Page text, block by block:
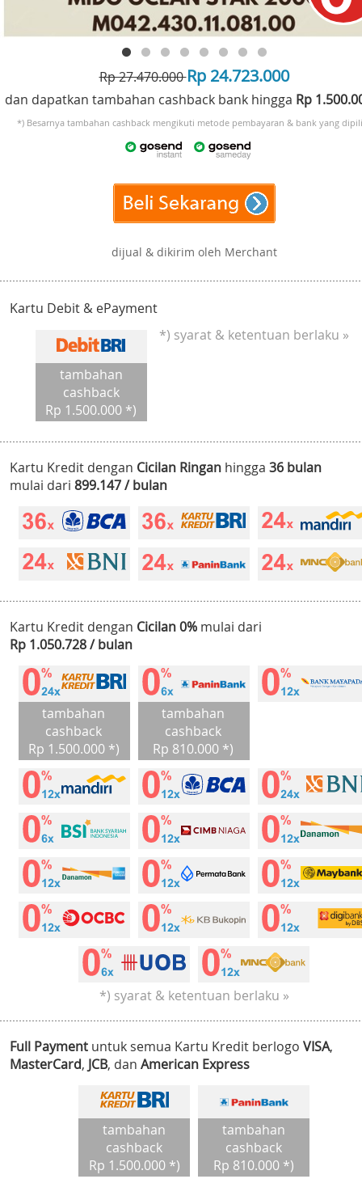
Rp 27.470.000Rp 24.723.000
dan dapatkan tambahan cashback bank hingga Rp
*) Besarnya tambahan cashback mengikuti metode pembayaran & bank yang
dijual & dikirim oleh Merchant
Kartu Debit & ePayment
tambahan
cashback
Rp 1.500.000 *)
*) syarat & ketentuan berlaku »
Kartu Kredit dengan Cicilan Ringan hingga 36 bulan
mulai dari 899.147 / bulan
Kartu Kredit dengan Cicilan 0% mulai dari
Rp 1.050.728 / bulan
tambahan
cashback
Rp 1.500.000 *)
tambahan
cashback
Rp 810.000 *)
*) syarat & ketentuan berlaku »
Full Payment untuk semua Kartu Kredit berlogo VISA,
MasterCard, JCB, dan American Express
tambahan
cashback
Rp 1.500.000 *)
tambahan
cashback
Rp 810.000 *)